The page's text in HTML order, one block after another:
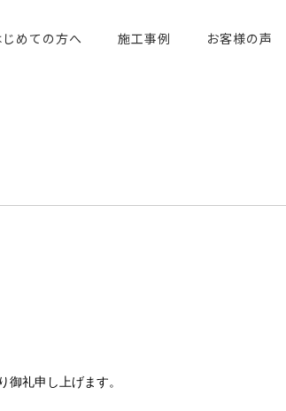
じめての方へ 施工事例 お客様の声
御礼申し上げます。